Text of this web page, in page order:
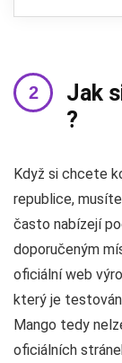
Jak
?
Když si chcete
republice,
často nabízejí
doporučeným
oficiální web
který je
Mango tedy
oficiálních